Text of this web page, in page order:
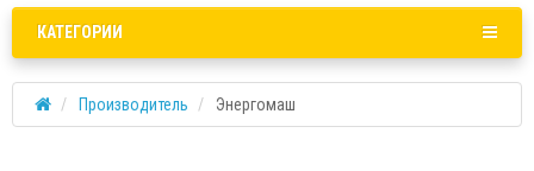
КАТЕГОРИИ
Производитель Энергомаш